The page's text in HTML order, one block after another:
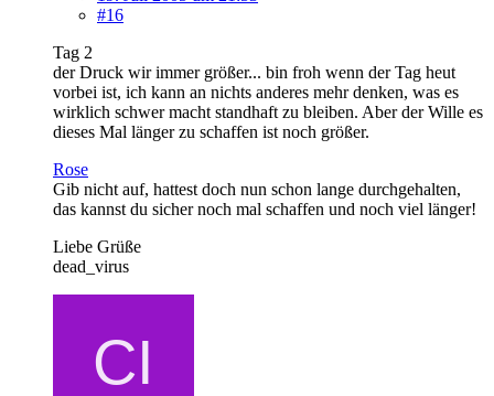
#16
Tag 2
der Druck wir immer größer... bin froh wenn der Tag heut
vorbei ist, ich kann an nichts anderes mehr denken, was es
wirklich schwer macht standhaft zu bleiben. Aber der Wille es
dieses Mal länger zu schaffen ist noch größer.
Rose
Gib nicht auf, hattest doch nun schon lange durchgehalten,
das kannst du sicher noch mal schaffen und noch viel länger!
Liebe Grüße
dead_virus